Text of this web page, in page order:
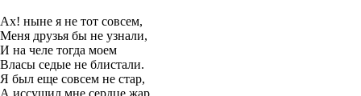
Ах! ныне я не тот совсем,
Меня друзья бы не узнали,
И на челе тогда моем
Власы седые не блистали.
Я был еще совсем не стар,
А иссушил мне сердце жар